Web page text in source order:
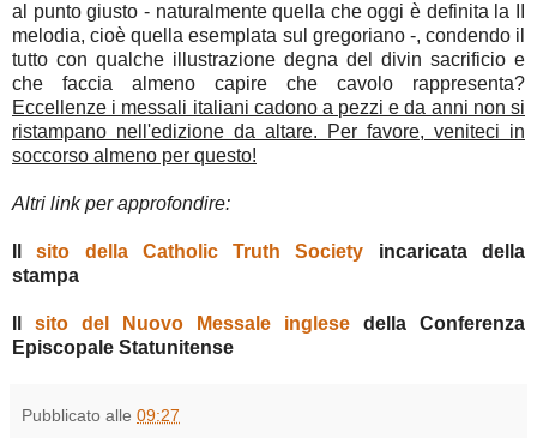
al punto giusto - naturalmente quella che oggi è definita la II
melodia, cioè quella esemplata sul gregoriano -, condendo il
tutto con qualche illustrazione degna del divin sacrificio e
che faccia almeno capire che cavolo rappresenta?
Eccellenze i messali italiani cadono a pezzi e da anni non si
ristampano nell'edizione da altare. Per favore, veniteci in
soccorso almeno per questo!
Altri link per approfondire:
sito della Catholic Truth Society incaricata della
stampa
sito del Nuovo Messale inglese della Conferenza
Episcopale Statunitense
Pubblicato alle 09:27